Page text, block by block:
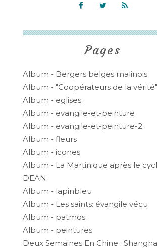
Pages
Album - Bergers belges malinois
Album - "Coopérateurs de la vérité"
Album - eglises
Album - evangile-et-peinture
Album - evangile-et-peinture-2
Album - fleurs
Album - icones
Album - La Martinique après le
DEAN
Album - lapinbleu
Album - Les saints: évangile vécu
Album - patmos
Album - peintures
Deux Semaines En Chine :